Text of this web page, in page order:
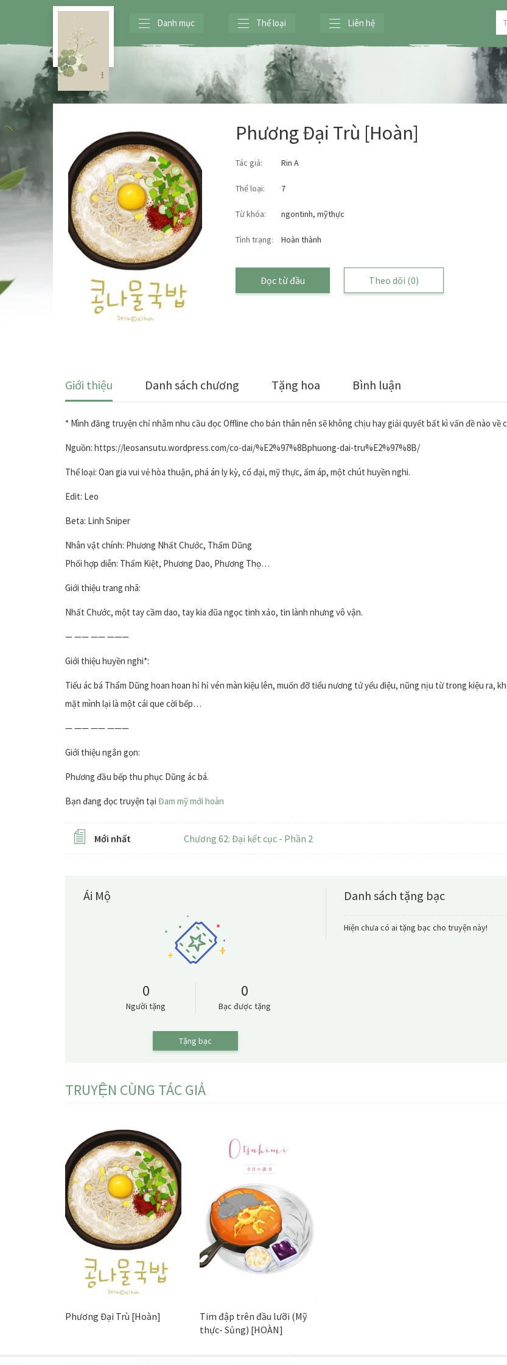
Danh mục Thể loại Liên hệ
Phương Đại Trù [Hoàn]
Tác giả: Rin A
Thể loại: 7
Từ khóa: ngontinh, mỹthực
Tình trạng: Hoàn thành
Đọc từ đầu Theo dõi (0)
Giới thiệu Danh sách chương Tặng hoa Bình luận
* Mình đăng truyện chỉ nhằm nhu cầu đọc Offline cho bản thân nên sẽ không chịu hay giải quyết bất kì vấn đề nào về
Nguồn: https://leosansutu.wordpress.com/co-dai/%E2%97%8Bphuong-dai-tru%E2%97%8B/
Thể loại: Oan gia vui vẻ hòa thuận, phá án ly kỳ, cổ đại, mỹ thực, ấm áp, một chút huyền nghi.
Edit: Leo
Beta: Linh Sniper
Nhân vật chính: Phương Nhất Chước, Thẩm Dũng
Phối hợp diễn: Thẩm Kiệt, Phương Dao, Phương Thọ…
Giới thiệu trang nhã:
Nhất Chước, một tay cầm dao, tay kia đũa ngọc tinh xảo, tin lành nhưng vô vận.
— —— —— ———
Giới thiệu huyền nghi*:
Tiểu ác bá Thẩm Dũng hoan hoan hỉ hỉ vén màn kiệu lên, muốn đỡ tiểu nương tử yểu điệu, nũng nịu từ trong kiệu ra,
mặt mình lại là một cái que cời bếp…
— —— —— ———
Giới thiệu ngắn gọn:
Phương đầu bếp thu phục Dũng ác bá.
Bạn đang đọc truyện tại Đam mỹ mới hoàn
Mới nhất Chương 62: Đại kết cục - Phần 2
Ái Mộ
0
Người tặng
0
Bạc được tặng
Tặng bạc
Danh sách tặng bạc
Hiện chưa có ai tặng bạc cho truyện này!
TRUYỆN CÙNG TÁC GIẢ
Phương Đại Trù [Hoàn]
Tim đập trên đầu lưỡi (Mỹ
thực- Sủng) [HOÀN]